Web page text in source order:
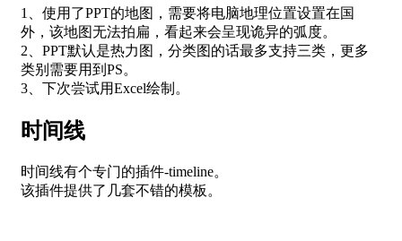
1、使用了PPT的地图，需要将电脑地理位置设置在国
外，该地图无法拍扁，看起来会呈现诡异的弧度。
2、PPT默认是热力图，分类图的话最多支持三类，更多
类别需要用到PS。
3、下次尝试用Excel绘制。
时间线
时间线有个专门的插件-timeline。
该插件提供了几套不错的模板。